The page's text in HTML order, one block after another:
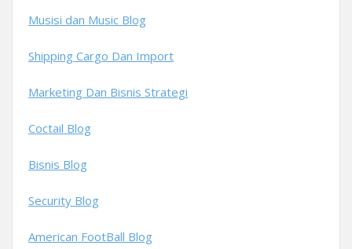
Musisi dan Music Blog
Shipping Cargo Dan Import
Marketing Dan Bisnis Strategi
Coctail Blog
Bisnis Blog
Security Blog
American FootBall Blog